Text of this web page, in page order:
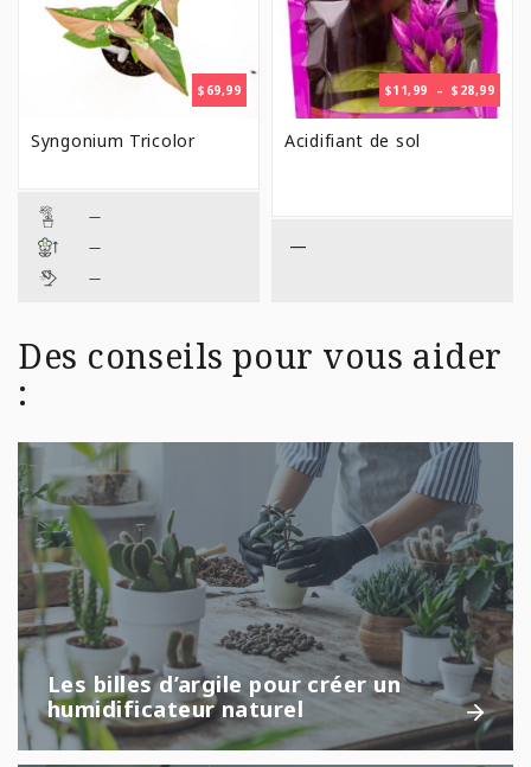
$ 69,99
Syngonium Tricolor
—
—
—
$11,99 – $ 28,99
DE
Acidifiant de sol
—
Des conseils pour vous aider
:
Les billes d’argile pour créer un
humidificateur naturel